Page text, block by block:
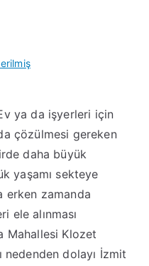
ya da işyerleri için
çözülmesi gereken
daha büyük
yaşamı sekteye
erken zamanda
ele alınması
Mahallesi Klozet
nedenden dolayı İzmit